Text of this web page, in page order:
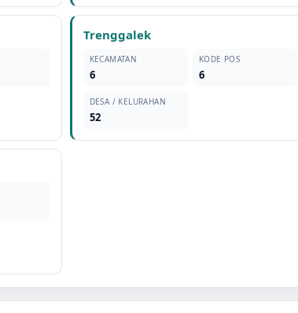
Trenggalek
KECAMATAN
6
KODE POS
6
DESA / KELURAHAN
52